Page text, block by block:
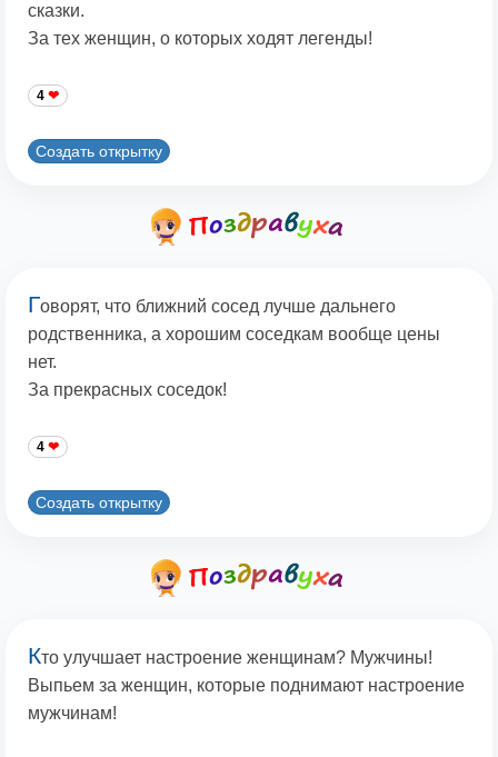
сказки.
За тех женщин, о которых ходят легенды!
4
Создать открытку
Говорят, что ближний сосед лучше дальнего
родственника, а хорошим соседкам вообще цены
нет.
За прекрасных соседок!
4
Создать открытку
Кто улучшает настроение женщинам? Мужчины!
Выпьем за женщин, которые поднимают настроение
мужчинам!